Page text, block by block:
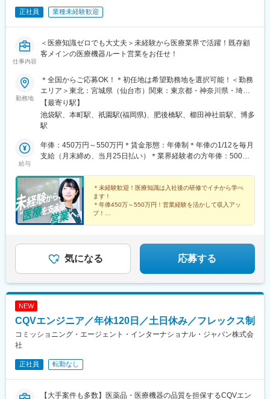
正社員 業種未経験歓迎
仕事内容
＜医療知識ゼロでも大丈夫＞未経験から医療業界で活躍！既存顧
客メインの医療機器ルート営業をお任せ！
勤務地
＊全国からご応募OK！＊初任地は希望勤務地を選択可能！＜勤務
エリア＞東北：宮城県（仙台市）関東：東京都・神奈川県・埼玉
県・千葉県・栃木県・群馬県東海：愛知県・静岡県・岐阜県信
越：長野県（松本市）北陸：石川県（金沢市）関西：大阪府・兵
庫県中国：広島県四国：香川県（高松市）・愛媛県（松山市）九
県【東京本社】東京都豊島区西池袋3-27-12 池袋ウェストパーク
ビル＊各線「池袋駅」西口より徒歩5分【大阪オフィス】大阪府大
各線「本町駅」より徒歩1分【福岡オフィス】福岡県福岡市博多区
博多駅前2-19-24 大博センタービル6F＊JR・福岡市地下鉄各線
「博多駅」より徒歩5分
【最寄り駅】
池袋駅、本町駅、祇園駅(福岡県)、肥後橋駅、櫛田神社前駅、博多
駅
給与
年俸：450万円～550万円＊賃金形態：年俸制＊年俸の1/12を毎月
支給（月末締め、当月25日払い）＊業界経験者の方年俸：500万
＊未経験歓迎！医療知識は入社後の研修でイチから学べ
ます！
＊年俸450万～550万円！営業経験を活かして収入アッ
プ！
気になる 応募する
NEW
CQVエンジニア／年休120日／土日休み／フレックス制
コミッショニング・エージェント・インターナショナル・ジャパン株式会
社
正社員 転勤なし
【大手案件も多数】医薬品・医療機器の品質を担保するCQVエン